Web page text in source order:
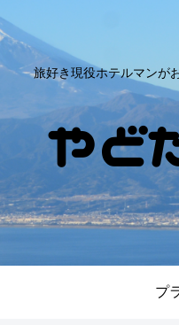
旅好き現役ホテルマンが
プ